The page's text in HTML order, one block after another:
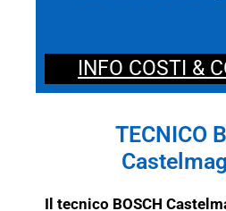
INFO COSTI &
TECNICO
Il tecnico BOSCH